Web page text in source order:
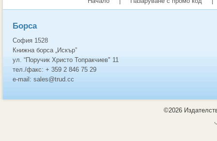
Борса
София 1528
Книжна борса „Искър”
ул. “Поручик Христо Топракчиев" 11
тел./факс: + 359 2 846 75 29
e-mail: sales@trud.cc
©2026